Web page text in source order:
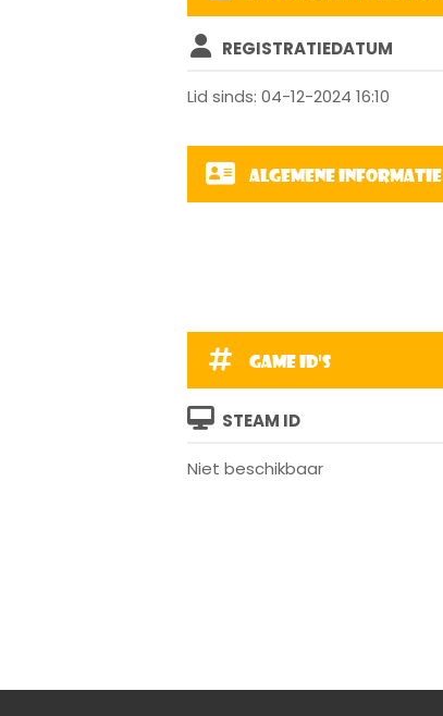
REGISTRATIEDATUM
Lid sinds: 04-12-2024 16:10
Algemene informatie
Game ID's
STEAM ID
Niet beschikbaar